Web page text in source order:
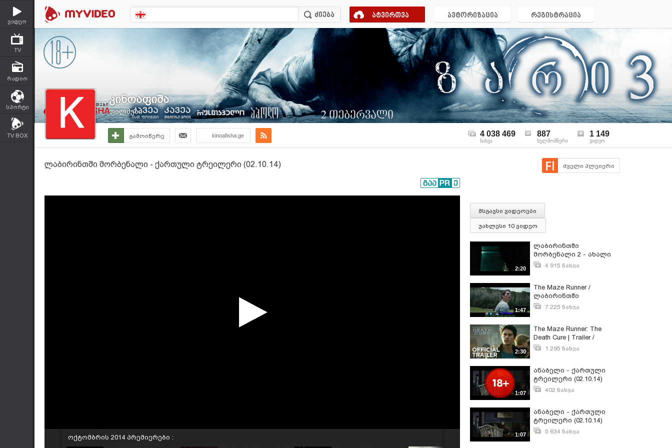
ვიდეო
TV
რადიო
სპორტი
TV BOX
ატვირთვა ავტორიზაცია რეგისტრაცია
კინოაფიშა
ფილმები
გამოიწერე kinoafisha.ge 4 038 469
ნახვა
887
ხელმომწერი
1 149
ვიდეო
ლაბირინთში მორბენალი - ქართული ტრეილერი (02.10.14) ძველი პლეიერი
ოქტომბრის 2014 პრემიერები :
მსგავსი ვიდეოები
უახლესი 10 ვიდეო
2:20
ლაბირინთში
მორბენალი 2 - ახალი
ტრეილერი
4 915 ნახვა
1:47
The Maze Runner /
ლაბირინთში
მორბენალი ტრეილერი
7 225 ნახვა
2:30
The Maze Runner: The
Death Cure | Trailer /
ლაბირინთში
1 295 ნახვა
1:07
ანაბელი - ქართული
ტრეილერი (02.10.14)
402 ნახვა
1:07
ანაბელი - ქართული
ტრეილერი (02.10.14)
5 634 ნახვა